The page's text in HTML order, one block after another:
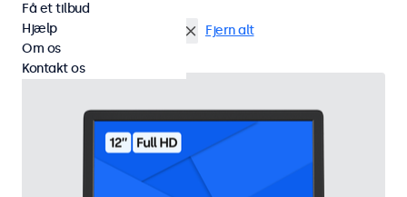
VGA Fjern alt
Få et tilbud
Hjælp
Om os
Kontakt os